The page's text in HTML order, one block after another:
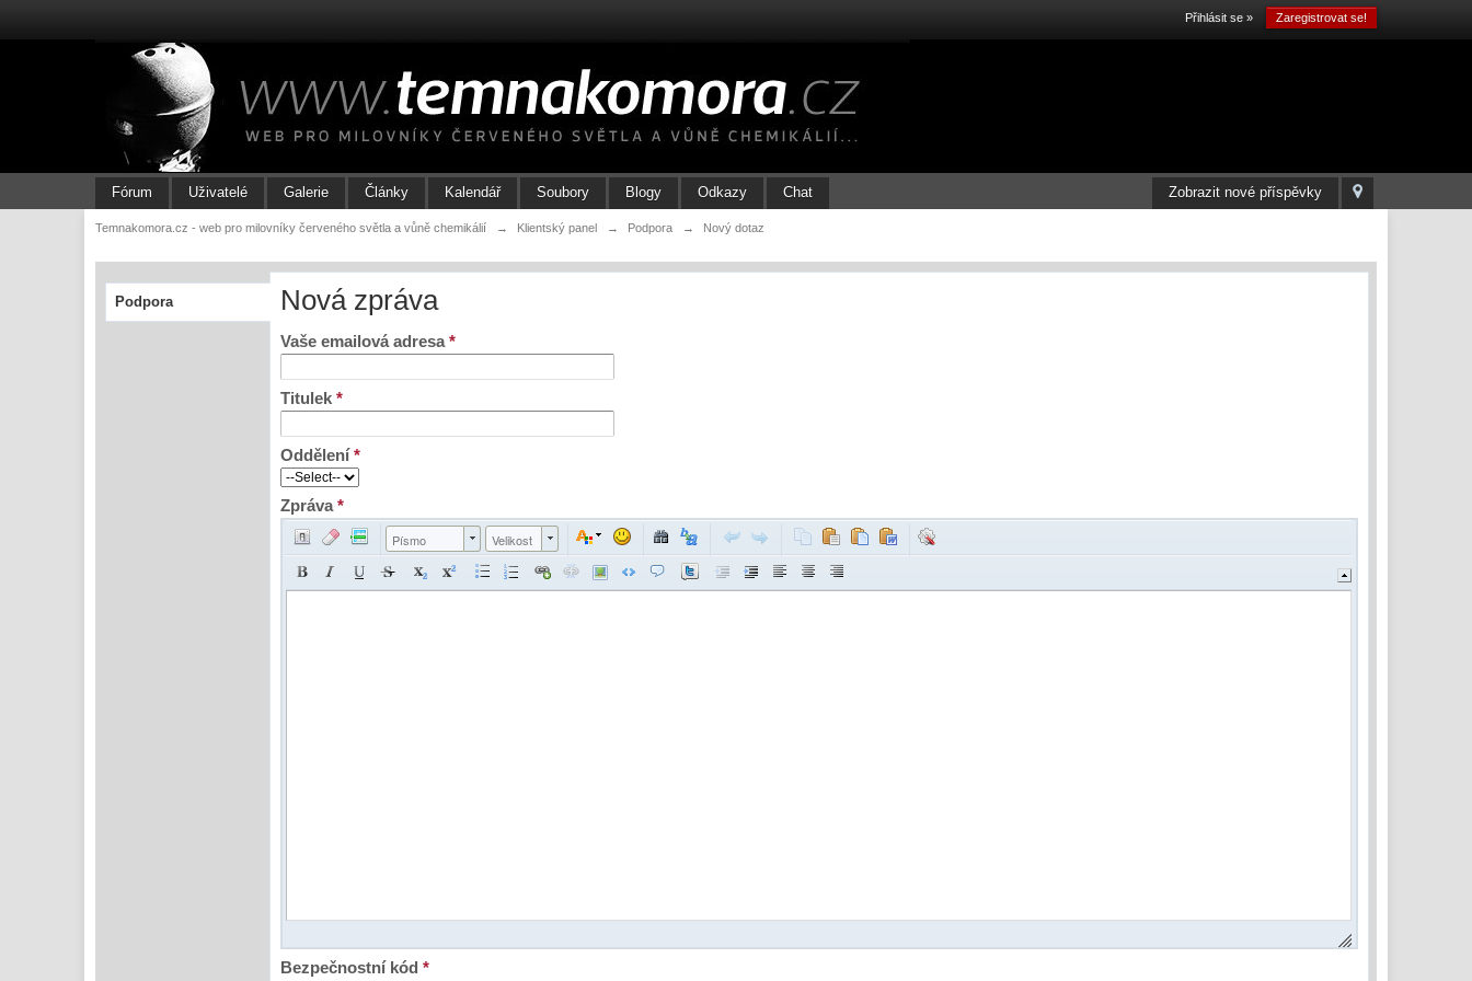
Přihlásit se » Zaregistrovat se!
Zobrazit nové příspěvky
Fórum Uživatelé Galerie Články Kalendář Soubory Blogy Odkazy Chat
Temnakomora.cz - web pro milovníky červeného světla a vůně chemikálií → Klientský panel → Podpora → Nový dotaz
Podpora Nová zpráva
Vaše emailová adresa*
Titulek*
Oddělení*
Zpráva*
Písmo Velikost
Bezpečnostní kód*